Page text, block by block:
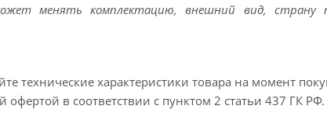
менять комплектацию, внешний вид, страну
технические характеристики товара на момент
в соответствии с пунктом 2 статьи 437 ГК